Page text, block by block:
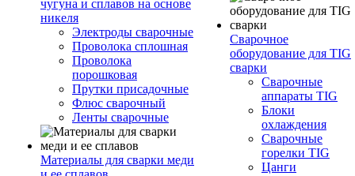
чугуна и сплавов на основе
никеля
Электроды сварочные
Проволока сплошная
Проволока
порошковая
Прутки присадочные
Флюс сварочный
Ленты сварочные
Материалы для сварки меди
Сварочное
оборудование для TIG
сварки
Сварочные
аппараты TIG
Блоки
охлаждения
Сварочные
горелки TIG
Цанги